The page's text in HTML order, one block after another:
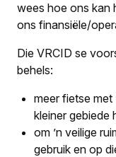
wees hoe ons kan
ons finansiële/
Die VRCID se
behels:
meer fietse met
kleiner gebiede
om ’n veilige
gebruik en op